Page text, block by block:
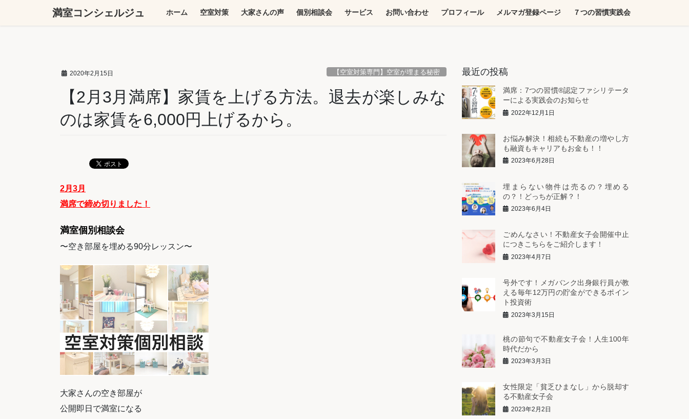
満室コンシェルジュ ホーム 空室対策 大家さんの声 個別相談会 サービス お問い合わせ プロフィール メルマガ登録ページ ７つの習慣実践会
2020年2月15日 【空室対策専門】空室が埋まる秘密
【2月3月満席】家賃を上げる方法。退去が楽しみな
のは家賃を6,000円上げるから。
2月3月
満席で締め切りました！
満室個別相談会
〜空き部屋を埋める90分レッスン〜
大家さんの空き部屋が
公開即日で満室になる
最近の投稿
満席：7つの習慣®︎認定ファシリテータ
ーによる実践会のお知らせ
2022年12月1日
お悩み解決！相続も不動産の増やし方
も融資もキャリアもお金も！！
2023年6月28日
埋まらない物件は売るの？埋める
の？！どっちが正解？！
2023年6月4日
ごめんなさい！不動産女子会開催中止
につきこちらをご紹介します！
2023年4月7日
号外です！メガバンク出身銀行員が教
える毎年12万円の貯金ができるポイン
ト投資術
2023年3月15日
桃の節句で不動産女子会！人生100年
時代だから
2023年3月3日
女性限定「貧乏ひまなし」から脱却す
る不動産女子会
2023年2月2日